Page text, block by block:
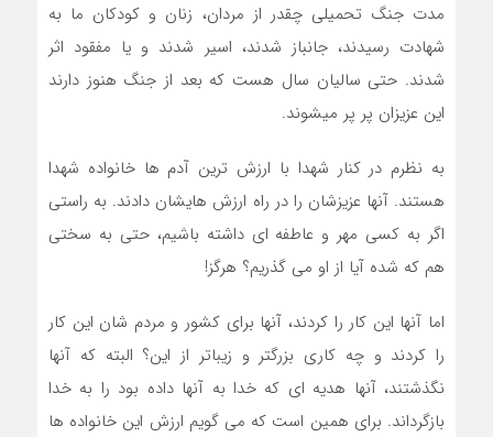
مدت جنگ تحمیلی چقدر از مردان، زنان و کودکان ما به
شهادت رسیدند، جانباز شدند، اسیر شدند و یا مفقود اثر
شدند. حتی سالیان سال هست که بعد از جنگ هنوز دارند
این عزیزان پر پر میشوند.
به نظرم در کنار شهدا با ارزش ترین آدم ها خانواده شهدا
هستند. آنها عزیزشان را در راه ارزش هایشان دادند. به راستی
اگر به کسی مهر و عاطفه ای داشته باشیم، حتی به سختی
هم که شده آیا از او می گذریم؟ هرگز!
اما آنها این کار را کردند، آنها برای کشور و مردم شان این کار
را کردند و چه کاری بزرگتر و زیباتر از این؟ البته که آنها
نگذشتند، آنها هدیه ای که خدا به آنها داده بود را به خدا
بازگرداند. برای همین است که می گویم ارزش این خانواده ها